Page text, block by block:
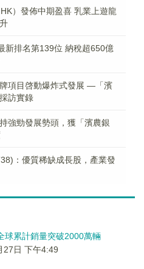
）發佈中期盈喜 乳業上遊龍
新排名第139位 納稅超650億
牌項目啓動爆炸式發展 —「濱
訪實錄
強勁發展勢頭，獲「濱農銀
：優質稀缺成長股，產業發
球累計銷量突破2000萬輛
27日 下午4:49